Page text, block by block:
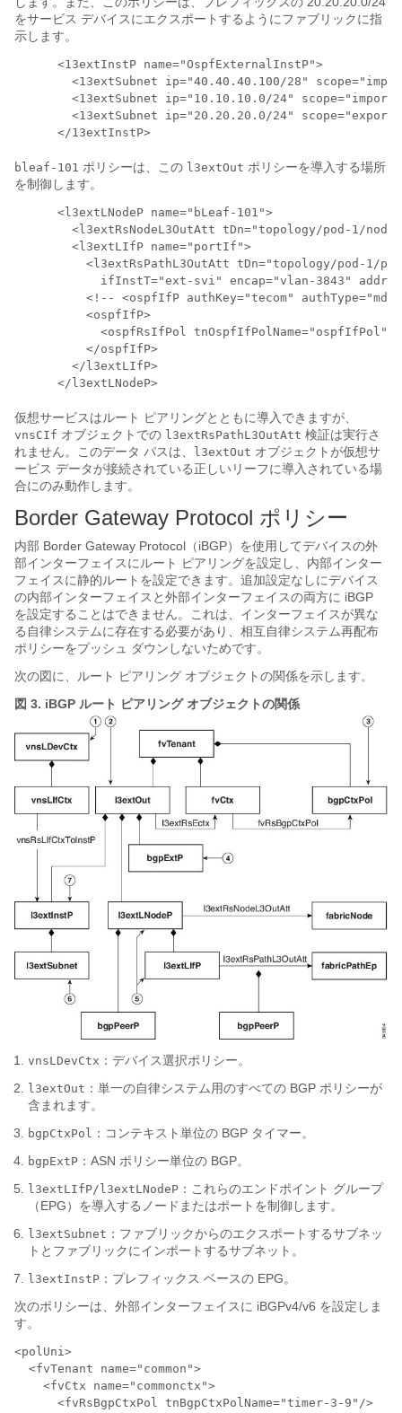
をサービス デバイスにエクスポートするようにファブリックに指
示します。
      <13extInstP name="OspfExternalInstP">
<13extSubnet ip="40.40.40.100/28"
<13extSubnet ip="10.10.10.0/24"
<13extSubnet ip="20.20.20.0/24"
      </13extInstP>
bleaf-101 ポリシーは、この l3extOut ポリシーを導入する場所
を制御します。
      <l3extLNodeP name="bLeaf-101">
<l3extRsNodeL3OutAtt tDn="topology/pod-1/
        <l3extLIfP name="portIf">
<l3extRsPathL3OutAtt tDn="topology/pod-1/
ifInstT="ext-svi" encap="vlan-3843"
<!-- <ospfIfP authKey="tecom"
          <ospfIfP>
            <ospfRsIfPol tnOspfIfPolName="ospfIfPol"/>
          </ospfIfP>
        </l3extLIfP>
      </l3extLNodeP>
仮想サービスはルート ピアリングとともに導入できますが、
vnsCIf オブジェクトでの l3extRsPathL3OutAtt 検証は実行さ
れません。このデータ パスは、
l3extOut オブジェクトが仮想サ
ービス データが接続されている正しいリーフに導入されている場
合にのみ動作します。
Border Gateway Protocol ポリシー
内部 Border Gateway Protocol（iBGP）を使用してデバイスの外
部インターフェイスにルート ピアリングを設定し、内部インター
フェイスに静的ルートを設定できます。追加設定なしにデバイス
の内部インターフェイスと外部インターフェイスの両方に iBGP
を設定することはできません。これは、インターフェイスが異な
る自律システムに存在する必要があり、相互自律システム再配布
ポリシーをプッシュ ダウンしないためです。
次の図に、ルート ピアリング オブジェクトの関係を示します。
図 3. iBGP ルート ピアリング オブジェクトの関係
vnsLDevCtx ：デバイス選択ポリシー。
l3extOut ：単一の自律システム用のすべての BGP ポリシーが
含まれます。
bgpCtxPol ：コンテキスト単位の BGP タイマー。
bgpExtP ：ASN ポリシー単位の BGP。
l3extLIfP/l3extLNodeP ：これらのエンドポイント グループ
（EPG）を導入するノードまたはポートを制御します。
l3extSubnet ：ファブリックからのエクスポートするサブネッ
トとファブリックにインポートするサブネット。
l3extInstP ：プレフィックス ベースの EPG。
次のポリシーは、外部インターフェイスに iBGPv4/v6 を設定しま
す。
<polUni>
  <fvTenant name="common">
    <fvCtx name="commonctx">
      <fvRsBgpCtxPol tnBgpCtxPolName="timer-3-9"/>